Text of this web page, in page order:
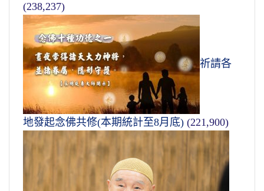
(238,237)
祈請各
地發起念佛共修(本期統計至8月底) (221,900)